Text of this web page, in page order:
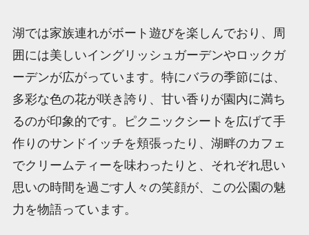
湖では家族連れがボート遊びを楽しんでおり、周
囲には美しいイングリッシュガーデンやロックガ
ーデンが広がっています。特にバラの季節には、
多彩な色の花が咲き誇り、甘い香りが園内に満ち
るのが印象的です。ピクニックシートを広げて手
作りのサンドイッチを頬張ったり、湖畔のカフェ
でクリームティーを味わったりと、それぞれ思い
思いの時間を過ごす人々の笑顔が、この公園の魅
力を物語っています。